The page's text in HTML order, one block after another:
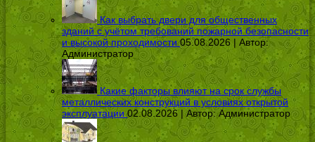
Как выбрать двери для общественных
зданий с учётом требований пожарной безопасности
и высокой проходимости 05.08.2026 | Автор:
Администратор
Какие факторы влияют на срок службы
металлических конструкций в условиях открытой
эксплуатации 02.08.2026 | Автор:Администратор